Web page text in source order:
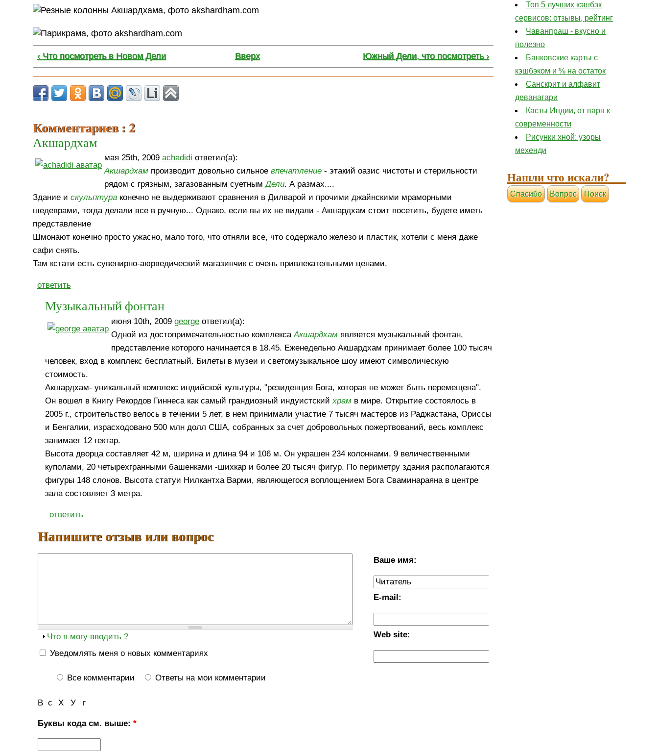
‹ Что посмотреть в Новом Дели Вверх Южный Дели, что посмотреть ›
Комментариев : 2
Акшардхам
мая 25th, 2009achadidi ответил(а):
Акшардхам производит довольно сильноевпечатление - этакий оазис чистоты и стерильности
рядом с грязным, загазованным суетнымДели. А размах....
Здание искульптура конечно не выдерживают сравнения в Дилварой и прочими джайнскими мраморными
шедеврами, тогда делали все в ручную... Однако, если вы их не видали - Акшардхам стоит посетить, будете иметь
представление
Шмонают конечно просто ужасно, мало того, что отняли все, что содержало железо и пластик, хотели с меня даже
сафи снять.
Там кстати есть сувенирно-аюрведический магазинчик с очень привлекательными ценами.
ответить
Музыкальный фонтан
июня 10th, 2009george ответил(а):
Одной из достопримечательностью комплексаАкшардхам является музыкальный фонтан,
представление которого начинается в 18.45. Еженедельно Акшардхам принимает более 100 тысяч
человек, вход в комплекс бесплатный. Билеты в музеи и светомузыкальное шоу имеют символическую
стоимость.
Акшардхам- уникальный комплекс индийской культуры, "резиденция Бога, которая не может быть перемещена".
Он вошел в Книгу Рекордов Гиннеса как самый грандиозный индуистскийхрам в мире. Открытие состоялось в
2005 г., строительство велось в течении 5 лет, в нем принимали участие 7 тысяч мастеров из Раджастана, Ориссы
и Бенгалии, израсходовано 500 млн долл США, собранных за счет добровольных пожертвований, весь комплекс
занимает 12 гектар.
Высота дворца составляет 42 м, ширина и длина 94 и 106 м. Он украшен 234 колоннами, 9 величественными
куполами, 20 четырехгранными башенками -шихкар и более 20 тысяч фигур. По периметру здания располагаются
фигуры 148 слонов. Высота статуи Нилкантха Варми, являющегося воплощением Бога Сваминараяна в центре
зала состовляет 3 метра.
ответить
Напишите отзыв или вопрос
Ваше имя:
E-mail:
Web site:
Что я могу вводить ?
Уведомлять меня о новых комментариях
Все комментарии Ответы на мои комментарии
В с Х г
У
Буквы кода см. выше:*
Топ 5 лучших кэшбэк
сервисов: отзывы, рейтинг
Чаванпраш - вкусно и
полезно
Банковские карты с
кэшбэком и % на остаток
Санскрит и алфавит
деванагари
Касты Индии, от варн к
современности
Рисунки хной: узоры
мехенди
Нашли что искали?
Cпасибо Вопрос Поиск